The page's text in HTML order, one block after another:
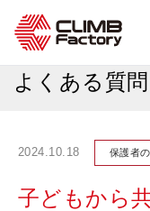
Atleta よくある質問
子どもから共有されたURL
よくある質問
2024.10.18 保護者
子どもから